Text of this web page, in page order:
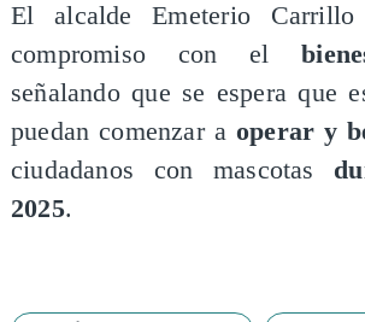
El alcalde Emeterio Carrillo
compromiso con el
señalando que se espera que
puedan comenzar a operar y
ciudadanos con mascotas
2025.